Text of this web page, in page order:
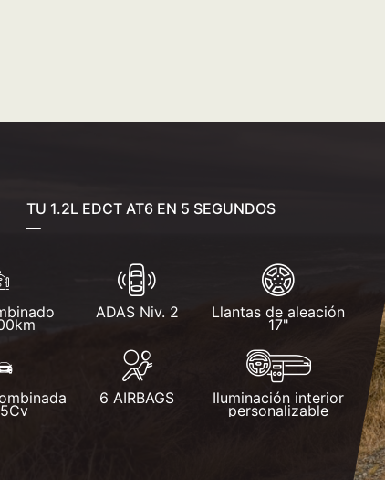
TU 1.2L EDCT AT6 EN 5 SEGUNDOS
ADAS Niv. 2 Llantas de aleación
17"
6 AIRBAGS Iluminación interior
personalizable